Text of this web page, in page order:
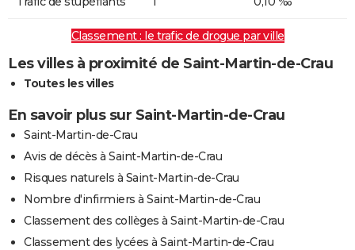
Classement : le trafic de drogue par ville
Les villes à proximité de Saint-Martin-de-Crau
Toutes les villes
En savoir plus sur Saint-Martin-de-Crau
Saint-Martin-de-Crau
Avis de décès à Saint-Martin-de-Crau
Risques naturels à Saint-Martin-de-Crau
Nombre d'infirmiers à Saint-Martin-de-Crau
Classement des collèges à Saint-Martin-de-Crau
Classement des lycées à Saint-Martin-de-Crau